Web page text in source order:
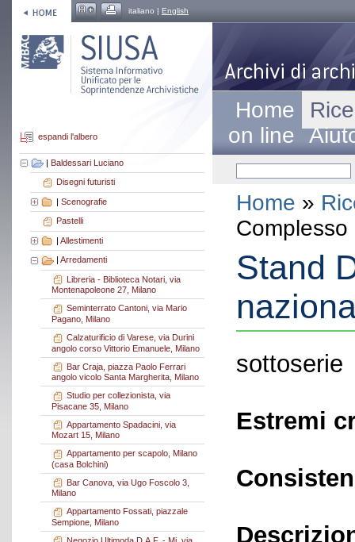
italiano | English
espandi l'albero
| Baldessari Luciano
Disegni futuristi
| Scenografie
Pastelli
| Allestimenti
Arredamenti
Libreria - Biblioteca Notari, via
Montenapoleone 27, Milano
Seminterrato Cantoni, via Mario
Pagano, Milano
Calzaturificio di Varese, via Durini
angolo corso Vittorio Emanuele, Milano
Bar Craja, piazza Paolo Ferrari
angolo vicolo Santa Margherita, Milano
Studio per collezionista, via
Pisacane 35, Milano
Appartamento Spadacini, via
Mozart 15, Milano
Appartamento per scapolo, Milano
(casa Bolchini)
Bar Canova, via Ugo Foscolo 3,
Milano
Appartamento Fossati, piazzale
Sempione, Milano
Home
on line
Home »
Stand
sottoserie
Estremi